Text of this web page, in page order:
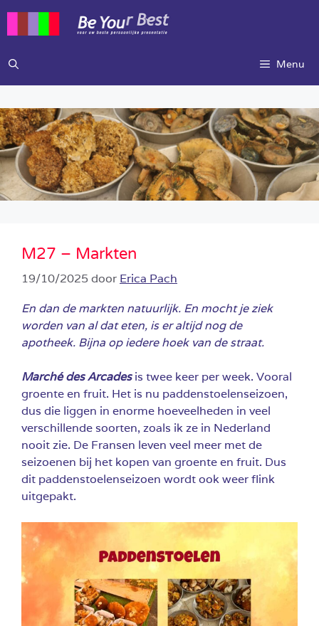
inhoud
Menu
M27 – Markten
19/10/2025 door Erica Pach
En dan de markten natuurlijk. En mocht je ziek
worden van al dat eten, is er altijd nog de
apotheek. Bijna op iedere hoek van de straat.
Marché des Arcadesis twee keer per week. Vooral
groente en fruit. Het is nu paddenstoelenseizoen,
dus die liggen in enorme hoeveelheden in veel
verschillende soorten, zoals ik ze in Nederland
nooit zie. De Fransen leven veel meer met de
seizoenen bij het kopen van groente en fruit. Dus
dit paddenstoelenseizoen wordt ook weer flink
uitgepakt.